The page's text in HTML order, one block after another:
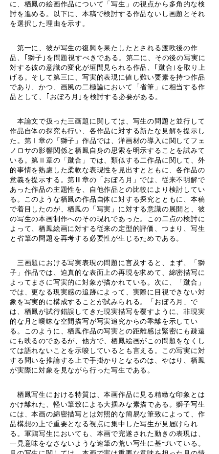
に、栖鳳の絵画作品について「写生」の視点から多角的な検
討を進める。以下に、本稿で検討する作品ないし画題とそれ
を選択した理由を示す。
第一に、彼が写生の復興を果たしたとされる渡欧後の作
品、｢獅子｣を問題視すべきである。第二に、その後の写実に
対する彼の意識の変化が垣間見られる作品、｢蹴合｣を取り上
げる。そして第三に、写実的表現に値し難い要素を持つ作品
であり、かつ、画風の二極論において「省筆」に相当する作
品として、｢おぼろ月｣を検討する必要がある。
本論文で扱った三画題に関しては、写生の問題と並行して
作品自体の探究も行い、各作品に対する新たな見解を提示し
た。第Ⅰ章の「獅子」作品では、洋画材の導入に関してフェ
ノロサの影響関係と栖鳳自身の思索を明示することを試みて
いる。第Ⅱ章の「蹴合」では、類似する二作品に関して、外
的事情を熟慮した柔軟な表現性を見出すとともに、各作品の
意義を提示する。第Ⅲ章の「おぼろ月」では、従来不明解で
あった作品の主題性を、自他作品との比較により検討してい
る。このような栖鳳の作品自体に対する探究とともに、本稿
で着目したのが、栖鳳の「写実」に対する意識の展開と、彼
の写生の本画制作へのその現れであった。この二点の検討に
よって、栖鳳絵画に対する従来の定型的評価、つまり、写生
と省筆の問題を再考する必要性が生じるためである。
三画題における写実表現の問題に言及すると、まず、「獅
子」作品では、迫真的な表面上の再現を求めて、綿密描写に
よってまさに写実的に対象が描かれている。次に、「蹴合」
では、更なる現実感の追跡によって、実際に目視できない対
象を写実的に構成することが試みられる。「おぼろ月」で
は、栖鳳が試行錯誤してきた現実描写を覆すように、非現実
的な月と曖昧な空間描写が写実追究からの乖離を示してい
る。このように、栖鳳作品の写実との距離感は緊密にも疎遠
にも映るのであるが、他方で、栖鳳絵画がこの問題をなくし
ては語れないことを示唆しているとも言える。この写実に対
する問いを推論する上で手掛かりとなるのは、やはり、栖鳳
が実際に対象を見ながら行った写生である。
栖鳳写生における特質は、本画作品に見る精緻な印象とは
かけ離れた、軽い筆致による大掴みな素描である。獅子写生
には、本画の綿密描写とは対照的な簡易な筆致によって、作
品構想の上で重要となる視点に集中した写生が見届けられ
る。軍鶏写生においても、本画で完遂された動きの表現は、
一見意味をなさないような速筆の荒い写生に基づいている。